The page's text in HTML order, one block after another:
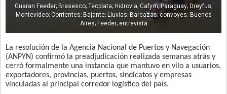
Guaran Feeder; Brasesco; Tecplata; Hidrovia; Cafym; Paraguay; Dreyfus;
Montevideo; Corrientes; Bajante; Lluvías; Barcazas; convoyes: Buenos
Aires; Feeder; entrevista
La resolución de la Agencia Nacional de Puertos y Navegación
(ANPYN) confirmó la preadjudicación realizada semanas atrás y
cerró formalmente una instancia que mantuvo en vilo a usuarios,
exportadores, provincias, puertos, sindicatos y empresas
vinculadas al principal corredor logístico del país.